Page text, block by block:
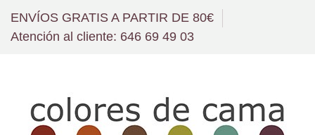
ENVÍOS GRATIS A PARTIR DE 80€
Atención al cliente: 646 69 49 03